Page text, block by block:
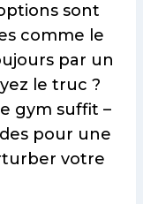
sont
comme le
par un
le truc ?
gym suffit –
pour une
votre